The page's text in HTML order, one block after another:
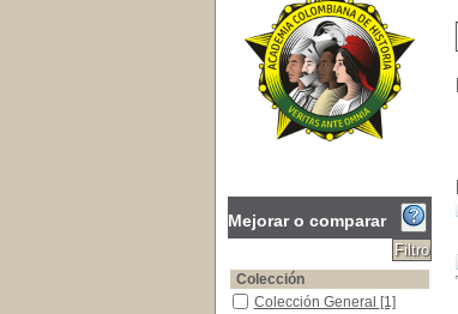
Mejorar o comparar
Colección
Colección General
Colección General [1]